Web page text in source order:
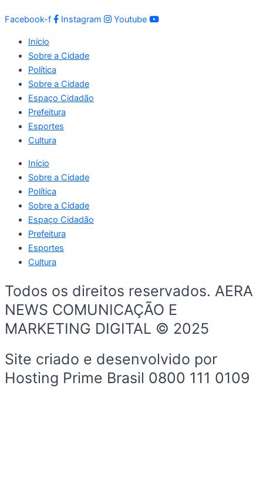
Facebook-f Instagram Youtube
Início
Sobre a Cidade
Política
Sobre a Cidade
Espaço Cidadão
Prefeitura
Esportes
Cultura
Início
Sobre a Cidade
Política
Sobre a Cidade
Espaço Cidadão
Prefeitura
Esportes
Cultura
Todos os direitos reservados. AERA
NEWS COMUNICAÇÃO E
MARKETING DIGITAL © 2025
Site criado e desenvolvido por
Hosting Prime Brasil 0800 111 0109